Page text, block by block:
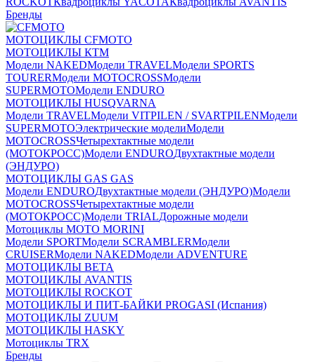
Бренды
МОТОЦИКЛЫ CFMOTO
МОТОЦИКЛЫ КТМ
Модели NAKEDМодели TRAVELМодели SPORTS
TOURERМодели MOTOCROSSМодели
SUPERMOTOМодели ENDURO
МОТОЦИКЛЫ HUSQVARNA
Модели TRAVELМодели VITPILEN / SVARTPILENМодели
SUPERMOTOЭлектрические моделиМодели
MOTOCROSSЧетырехтактные модели
(МОТОКРОСС)Модели ENDUROДвухтактные модели
(ЭНДУРО)
МОТОЦИКЛЫ GAS GAS
Модели ENDUROДвухтактные модели (ЭНДУРО)Модели
MOTOCROSSЧетырехтактные модели
(МОТОКРОСС)Модели TRIALДорожные модели
Мотоциклы MOTO MORINI
Модели SPORTМодели SCRAMBLERМодели
CRUISERМодели NAKEDМодели ADVENTURE
МОТОЦИКЛЫ BETA
МОТОЦИКЛЫ AVANTIS
МОТОЦИКЛЫ ROCKOT
МОТОЦИКЛЫ И ПИТ-БАЙКИ PROGASI (Испания)
МОТОЦИКЛЫ ZUUM
МОТОЦИКЛЫ HASKY
Мотоциклы TRX
Бренды